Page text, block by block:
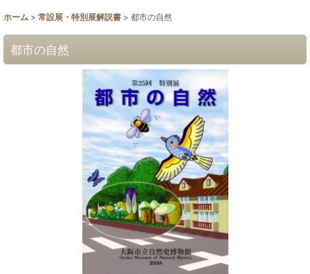
ホーム > 常設展・特別展解説書 > 都市の自然
都市の自然